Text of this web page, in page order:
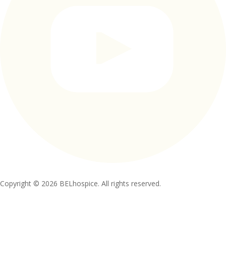
Copyright © 2026 BELhospice. All rights reserved.